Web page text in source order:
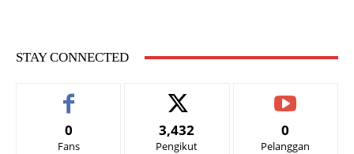
STAY CONNECTED
0
Fans
3,432
Pengikut
0
Pelanggan